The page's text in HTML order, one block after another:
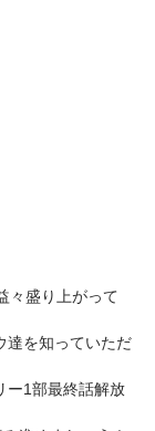
々盛り上がって
達を知っていただ
ー1部最終話解放